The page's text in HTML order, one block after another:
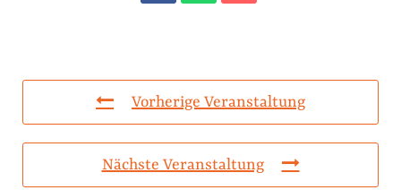
Vorherige Veranstaltung
Nächste Veranstaltung